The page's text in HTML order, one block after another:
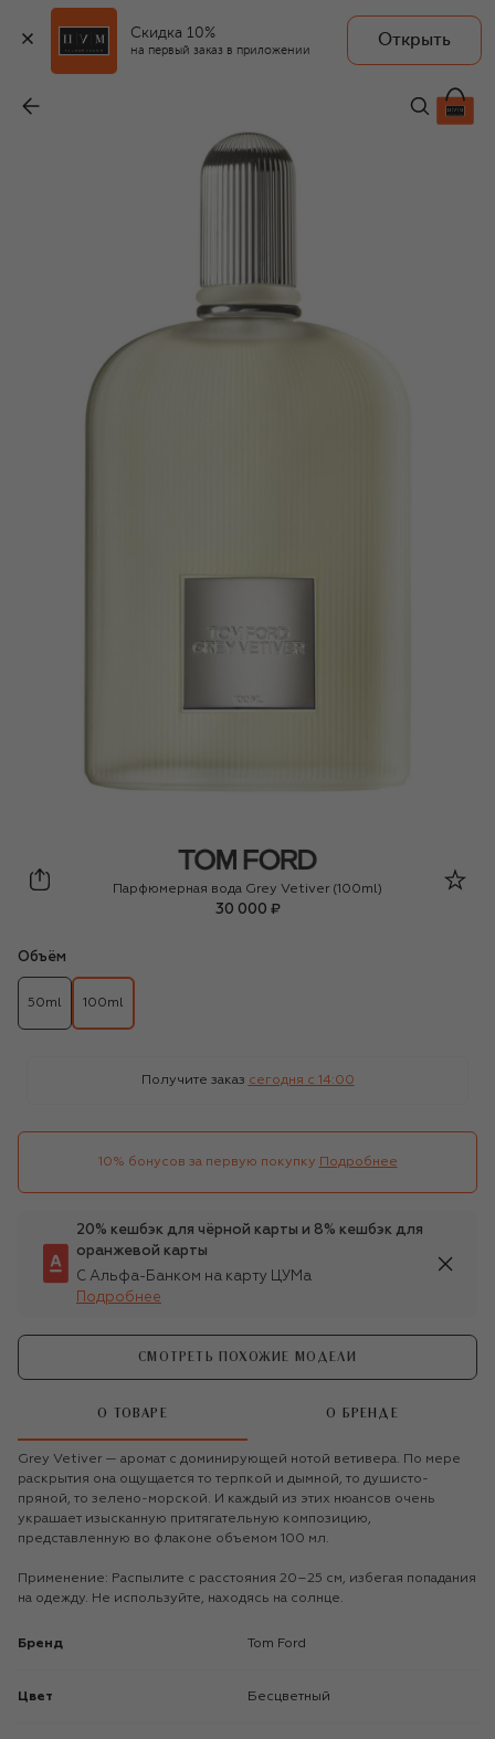
Скидка 10%
на первый заказ в приложении
Открыть
30 000 ₽
Tom Ford
Парфюмерная вода Grey Vetiver (100ml)
30 000 ₽
Объём
50ml 100ml
Получите заказ сегодня c 14:00
10% бонусов за первую покупку Подробнее
20% кешбэк для чёрной карты и 8% кешбэк для
оранжевой карты
С Альфа-Банком на карту ЦУМа
Подробнее
СМОТРЕТЬ ПОХОЖИЕ МОДЕЛИ
О ТОВАРЕ О БРЕНДЕ
Grey Vetiver — аромат с доминирующей нотой ветивера. По мере
раскрытия она ощущается то терпкой и дымной, то душисто-
пряной, то зелено-морской. И каждый из этих нюансов очень
украшает изысканную притягательную композицию,
представленную во флаконе объемом 100 мл.
Применение: Распылите с расстояния 20–25 см, избегая попадания
на одежду. Не используйте, находясь на солнце.
Бренд Tom Ford
Цвет Бесцветный